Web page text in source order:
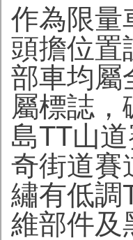
作為限量
頭擔位置
部車均屬
屬標誌，
島TT山
奇街道賽
繡有低調
維部件及